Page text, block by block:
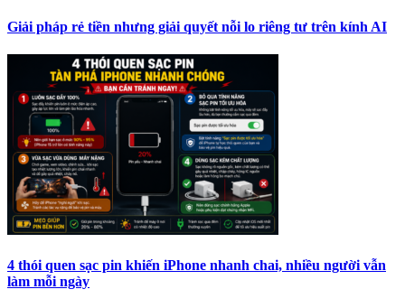
Giải pháp rẻ tiền nhưng giải quyết nỗi lo riêng tư trên kính AI
4 thói quen sạc pin khiến iPhone nhanh chai, nhiều người vẫn
làm mỗi ngày